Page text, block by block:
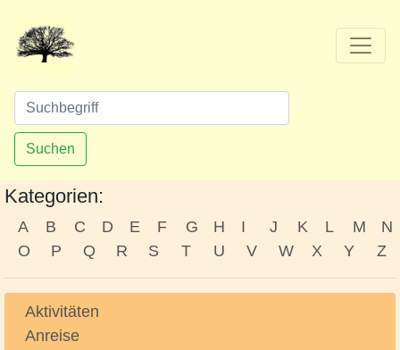
Suchen
Kategorien:
A B C D E F G H I J K L M
N
O
P Q R S T U V W X Y Z
Aktivitäten
Anreise